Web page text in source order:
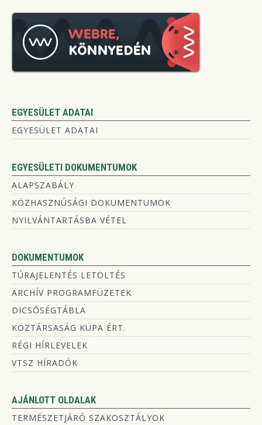
EGYESÜLET ADATAI
EGYESÜLET ADATAI
EGYESÜLETI DOKUMENTUMOK
ALAPSZABÁLY
KÖZHASZNÚSÁGI DOKUMENTUMOK
NYILVÁNTARTÁSBA VÉTEL
DOKUMENTUMOK
TÚRAJELENTÉS LETÖLTÉS
ARCHÍV PROGRAMFÜZETEK
DICSŐSÉGTÁBLA
KÖZTÁRSASÁG KUPA ÉRT.
RÉGI HÍRLEVELEK
VTSZ HÍRADÓK
AJÁNLOTT OLDALAK
TERMÉSZETJÁRÓ SZAKOSZTÁLYOK